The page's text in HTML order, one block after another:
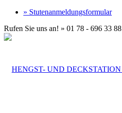
» Stutenanmeldungsformular
Rufen Sie uns an! » 01 78 - 696 33 88